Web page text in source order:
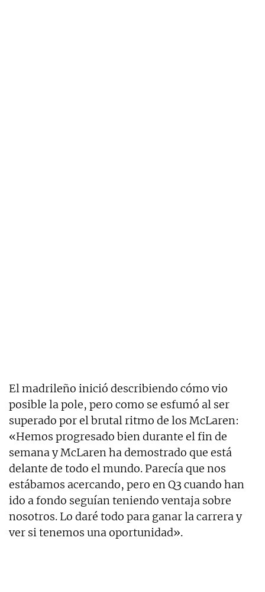
El madrileño inició describiendo cómo vio
posible la pole, pero como se esfumó al ser
superado por el brutal ritmo de los McLaren:
«Hemos progresado bien durante el fin de
semana y McLaren ha demostrado que está
delante de todo el mundo. Parecía que nos
estábamos acercando, pero en Q3 cuando han
ido a fondo seguían teniendo ventaja sobre
nosotros. Lo daré todo para ganar la carrera y
ver si tenemos una oportunidad».